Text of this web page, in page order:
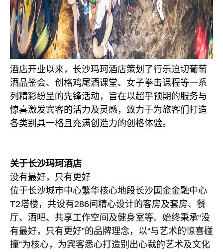
酒店开业以来，长沙玛珂酒店策划了行乐迫切葡萄
酒品鉴会、创格鸡尾酒课堂、女子拳击课程等一系
列精彩纷呈的先锋活动，旨在以超乎预期的服务与
惊喜激发宾客的活力及灵感，致力于为旅客们打造
各类别具一格且充满创造力的创格体验。
关于长沙玛珂酒店
没有最好，只有更好
位于长沙城市中心繁华核心地段长沙国金金融中心
T2塔楼，共设有286间精心设计的客房及套房、餐
厅、酒吧、共享工作空间及健身室等。始终秉承“没
有最好，只有更好”的品牌理念，以“与艺术的惊喜碰
撞”为核心，为宾客悉心打造别出心裁的艺术及文化